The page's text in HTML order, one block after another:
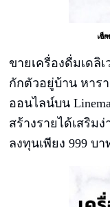
เซ็
ขายเครื่องดื่มเดลิ
กักตัวอยู่บ้าน หาร
ออนไลน์บน
สร้างรายได้เสริม
ลงทุนเพียง 999 บ